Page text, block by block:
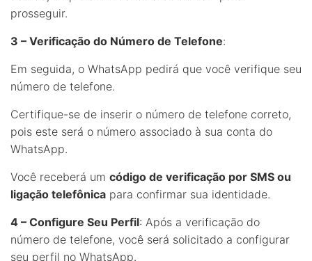
prosseguir.
3 – Verificação do Número de Telefone:
Em seguida, o WhatsApp pedirá que você verifique seu
número de telefone.
Certifique-se de inserir o número de telefone correto,
pois este será o número associado à sua conta do
WhatsApp.
Você receberá um código de verificação por SMS ou
ligação telefônica para confirmar sua identidade.
4 – Configure Seu Perfil: Após a verificação do
número de telefone, você será solicitado a configurar
seu perfil no WhatsApp.